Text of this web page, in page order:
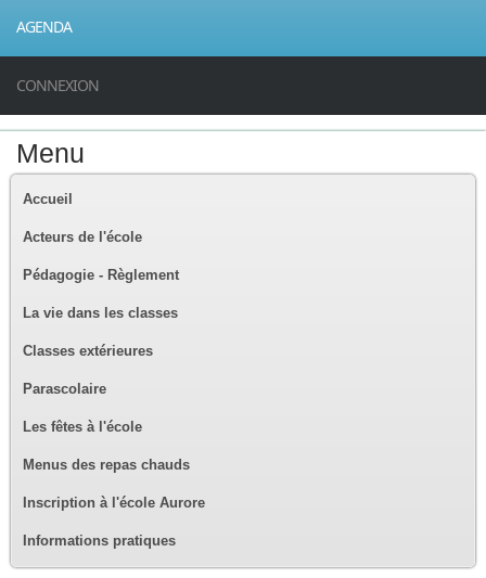
AGENDA
CONNEXION
Menu
Accueil
Acteurs de l'école
Pédagogie - Règlement
La vie dans les classes
Classes extérieures
Parascolaire
Les fêtes à l'école
Menus des repas chauds
Inscription à l'école Aurore
Informations pratiques